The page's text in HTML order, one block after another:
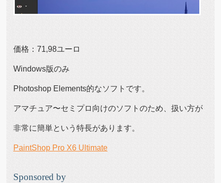
価格：71,98ユーロ
Windows版のみ
Photoshop Elements的なソフトです。
アマチュア〜セミプロ向けのソフトのため、扱い方が
非常に簡単という特長があります。
PaintShop Pro X6 Ultimate
Sponsored by